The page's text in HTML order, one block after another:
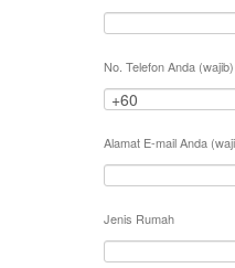
No. Telefon Anda (wajib)
Alamat E-mail Anda
Jenis Rumah